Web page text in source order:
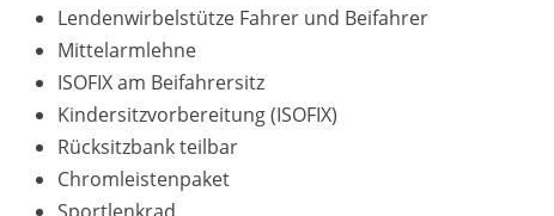
Lendenwirbelstütze Fahrer und Beifahrer
Mittelarmlehne
ISOFIX am Beifahrersitz
Kindersitzvorbereitung (ISOFIX)
Rücksitzbank teilbar
Chromleistenpaket